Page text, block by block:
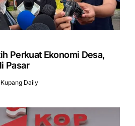
Perkuat Ekonomi Desa,
Pasar
Daily